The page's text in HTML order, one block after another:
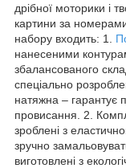
дрібної моторики і
картини за
набору входить: 1.
нанесеними
збалансованого
спеціально
натяжна – гарантує
провисання. 2.
зроблені з
зручно
виготовлені з